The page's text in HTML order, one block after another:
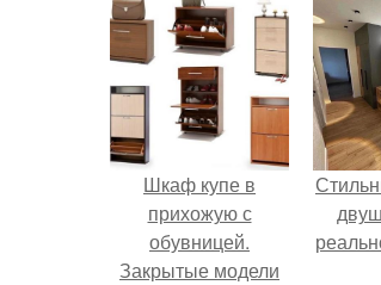
Шкаф купе в
прихожую с
обувницей.
Закрытые модели